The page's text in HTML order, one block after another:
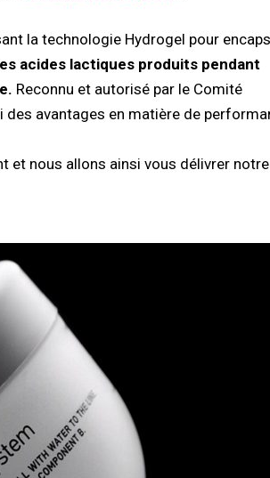
la technologie Hydrogel pour
acides lactiques produits pendant
Reconnu et autorisé par le Comité
avantages en matière de
et nous allons ainsi vous délivrer notre